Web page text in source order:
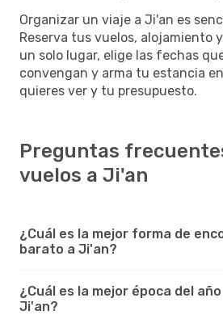
Organizar un viaje a Ji'an es
Reserva tus vuelos, alojamiento
un solo lugar, elige las fechas
convengan y arma tu estancia
quieres ver y tu presupuesto.
Preguntas
vuelos a Ji'an
¿Cuál es la mejor forma de
barato a Ji'an?
¿Cuál es la mejor época del
Ji'an?